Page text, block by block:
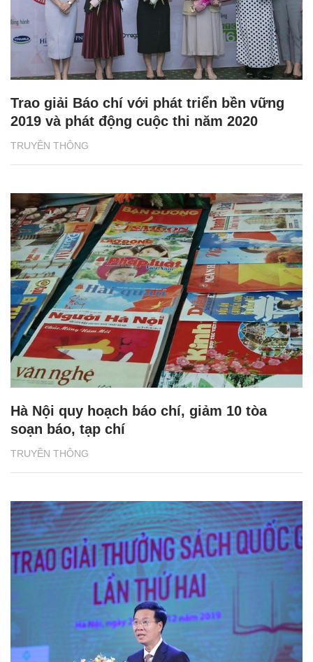
TRUYỀN THÔNG
Trao giải Báo chí với phát triển bền vững
2019 và phát động cuộc thi năm 2020
TRUYỀN THÔNG
Hà Nội quy hoạch báo chí, giảm 10 tòa
soạn báo, tạp chí